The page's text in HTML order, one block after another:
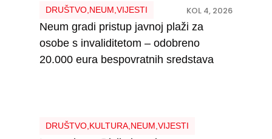
DRUŠTVO, NEUM VIJESTI KOL 4, 2026
Neum gradi pristup javnoj plaži za
osobe s invaliditetom – odobreno
20.000 eura bespovratnih sredstava
DRUŠTVO, KULTURA, NEUM VIJESTI